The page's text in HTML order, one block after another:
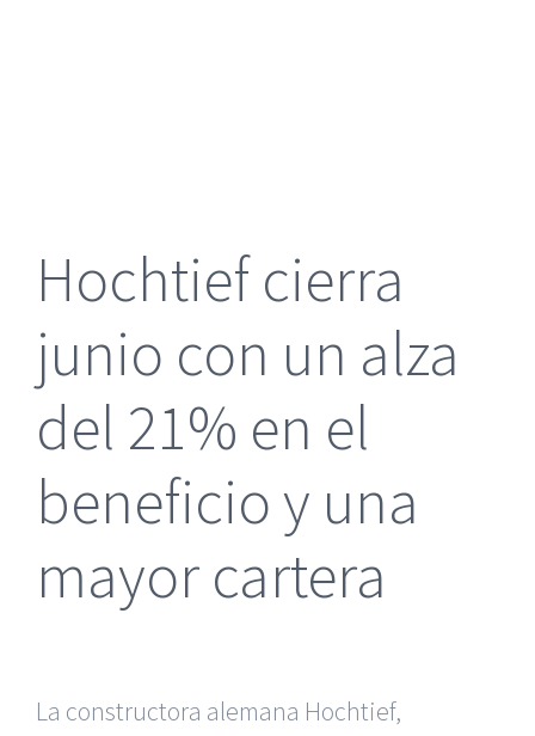
Hochtief cierra
junio con un alza
del 21% en el
beneficio y una
mayor cartera
La constructora alemana Hochtief,